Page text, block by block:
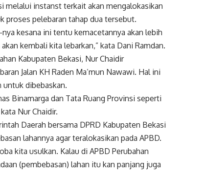
melalui instanst terkait akan mengalokasikan
proses pelebaran tahap dua tersebut.
kesana ini tentu kemacetannya akan lebih
kembali kita lebarkan,” kata Dani Ramdan.
Kabupaten Bekasi, Nur Chaidir
Jalan KH Raden Ma’mun Nawawi. Hal ini
untuk dibebaskan.
Binamarga dan Tata Ruang Provinsi seperti
Nur Chaidir.
Daerah bersama DPRD Kabupaten Bekasi
lahannya agar teralokasikan pada APBD.
kita usulkan. Kalau di APBD Perubahan
(pembebasan) lahan itu kan panjang juga